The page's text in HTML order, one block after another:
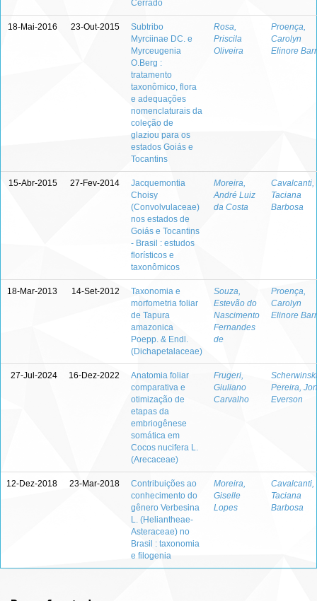
Cerrado
18-Mai-2016 23-Out-2015
Subtribo
Myrciinae DC. e
Myrceugenia
O.Berg :
tratamento
taxonômico, flora
e adequações
nomenclaturais da
coleção de
glaziou para os
estados Goiás e
Tocantins
Rosa,
Priscila
Oliveira
Proença,
Carolyn
Elinore
15-Abr-2015 27-Fev-2014
Jacquemontia
Choisy
(Convolvulaceae)
nos estados de
Goiás e Tocantins
- Brasil : estudos
florísticos e
taxonômicos
Moreira,
André Luiz
da Costa
Cavalcanti,
Taciana
Barbosa
18-Mar-2013 14-Set-2012
Taxonomia e
morfometria foliar
de Tapura
amazonica
Poepp. & Endl.
(Dichapetalaceae)
Souza,
Estevão do
Nascimento
Fernandes
de
Proença,
Carolyn
Elinore
27-Jul-2024 16-Dez-2022
Anatomia foliar
comparativa e
otimização de
etapas da
embriogênese
somática em
Cocos nucifera L.
(Arecaceae)
Frugeri,
Giuliano
Carvalho
Pereira,
Everson
12-Dez-2018 23-Mar-2018
Contribuições ao
conhecimento do
gênero Verbesina
L. (Heliantheae-
Asteraceae) no
Brasil : taxonomia
e filogenia
Moreira,
Giselle
Lopes
Cavalcanti,
Taciana
Barbosa